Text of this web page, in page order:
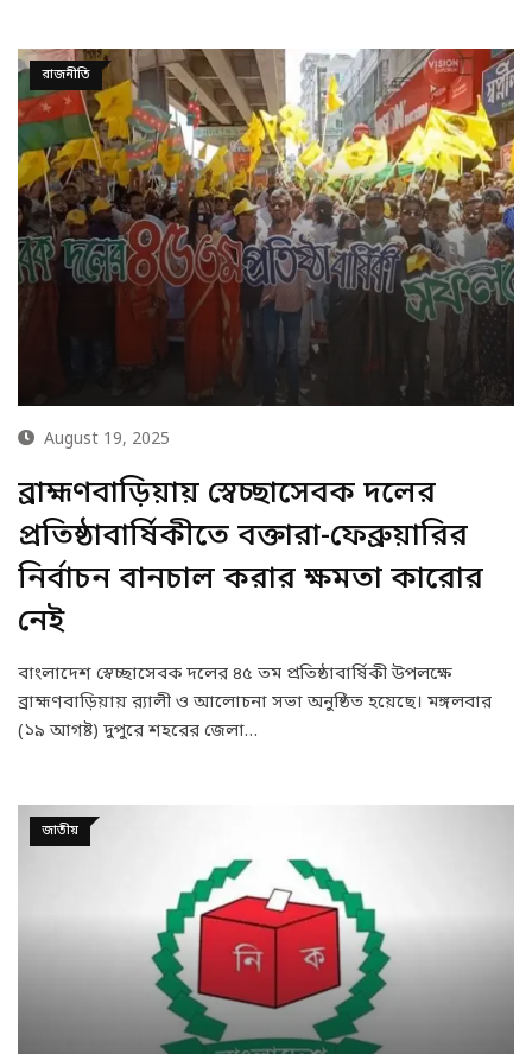
রাজনীতি
August 19, 2025
ব্রাহ্মণবাড়িয়ায় স্বেচ্ছাসেবক দলের
প্রতিষ্ঠাবার্ষিকীতে বক্তারা-ফেব্রুয়ারির
নির্বাচন বানচাল করার ক্ষমতা কারোর
নেই
বাংলাদেশ স্বেচ্ছাসেবক দলের ৪৫ তম প্রতিষ্ঠাবার্ষিকী উপলক্ষে
ব্রাহ্মণবাড়িয়ায় র‍্যালী ও আলোচনা সভা অনুষ্ঠিত হয়েছে। মঙ্গলবার
(১৯ আগষ্ট) দুপুরে শহরের জেলা…
জাতীয়